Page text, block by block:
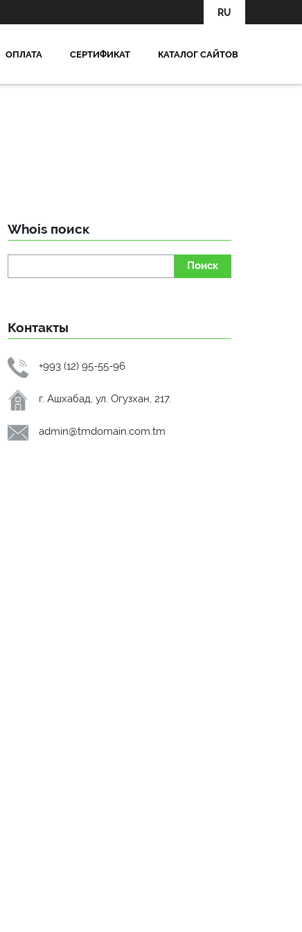
RU
OПЛАТА СЕРТИФИКАТ КАТАЛОГ САЙТОВ
Whois поиск
Поиск
Контакты
+993 (12) 95-55-96
г. Ашхабад, ул. Огузхан, 217.
admin@tmdomain.com.tm